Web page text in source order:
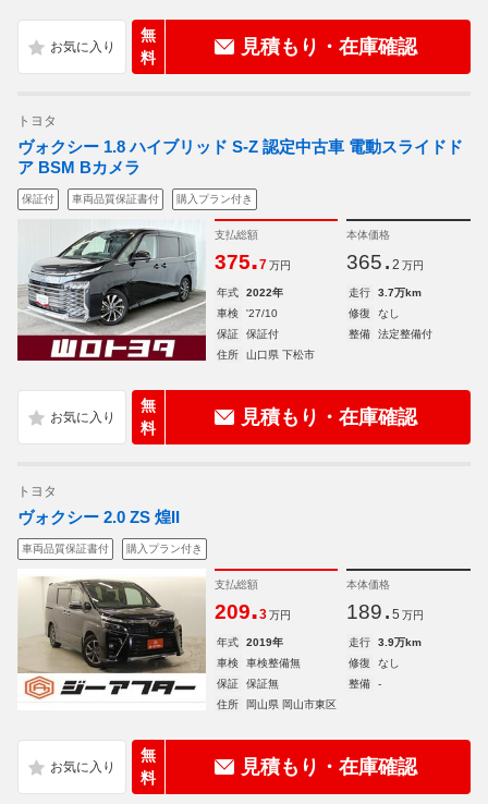
無
料
見積もり・在庫確認
トヨタ
ヴォクシー 1.8 ハイブリッド S-Z 認定中古車 電動スライドド
ア BSM Bカメラ
保証付 車両品質保証書付 購入プラン付き
支払総額
375.7 万円
本体価格
365. 2 万円
年式 2022年 走行
3.7万km
車検
'27/10 修復
なし
保証
保証付 整備
法定整備付
住所
山口県 下松市
無
料
見積もり・在庫確認
トヨタ
ヴォクシー 2.0 ZS 煌II
車両品質保証書付 購入プラン付き
支払総額
209.3 万円
本体価格
189. 5 万円
年式 2019年 走行
3.9万km
車検
車検整備無 修復
なし
保証
保証無 整備
-
住所
岡山県 岡山市東区
無
料
見積もり・在庫確認